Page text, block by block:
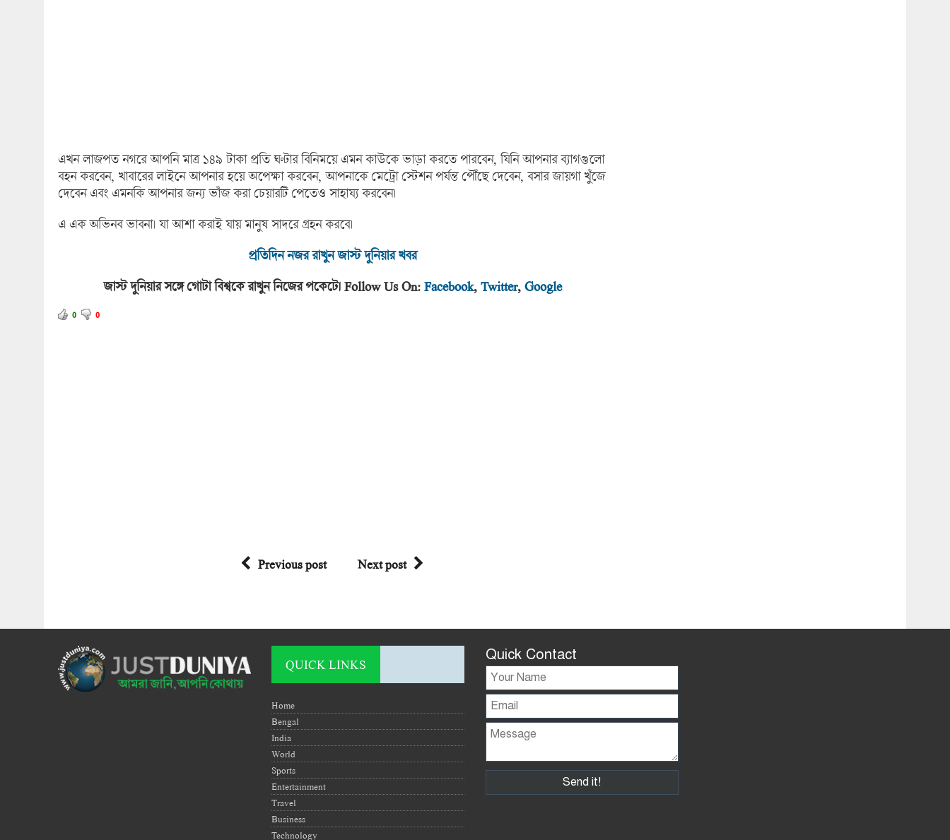
এখন লাজপত নগরে আপনি মাত্র ১৪৯ টাকা প্রতি ঘণ্টার বিনিময়ে এমন কাউকে ভাড়া করতে পারবেন, যিনি আপনার ব্যাগগুলো
বহন করবেন, খাবারের লাইনে আপনার হয়ে অপেক্ষা করবেন, আপনাকে মেট্রো স্টেশন পর্যন্ত পৌঁছে দেবেন, বসার জায়গা খুঁজে
দেবেন এবং এমনকি আপনার জন্য ভাঁজ করা চেয়ারটি পেতেও সাহায্য করবেন।
এ এক অভিনব ভাবনা। যা আশা করাই যায় মানুষ সাদরে গ্রহন করবে।
প্রতিদিন নজর রাখুন জাস্ট দুনিয়ার খবর
জাস্ট দুনিয়ার সঙ্গে গোটা বিশ্বকে রাখুন নিজের পকেটে। Follow Us On: Facebook, Twitter, Google
0 0
Previous post Next post
QUICK LINKS
Home
Bengal
India
World
Sports
Entertainment
Travel
Business
Technology
Quick Contact